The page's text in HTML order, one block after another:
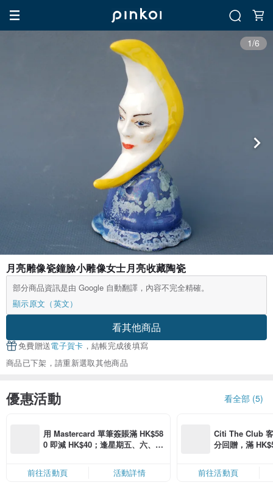
1/6
月亮雕像瓷鐘臉小雕像女士月亮收藏陶瓷
部分商品資訊是由 Google 自動翻譯，內容不完全精確。
顯示原文（英文）
看其他商品
免費贈送電子賀卡 ，結帳完成後填寫
商品已下架，請重新選取其他商品
優惠活動 看全部 (5)
用 Mastercard 單筆簽賬滿 HK$58
0 即減 HK$40；逢星期五、六、日
限，額滿即止，僅限「常用信用
卡」結帳）
前往活動頁 活動詳情
Citi The Club
分回贈，滿
前往活動頁